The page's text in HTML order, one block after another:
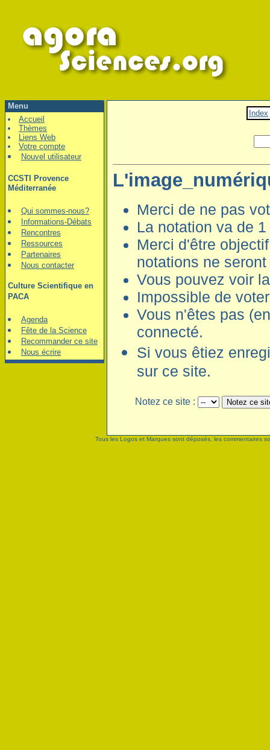
Menu
Accueil
Thèmes
Liens Web
Votre compte
Nouvel utilisateur
CCSTI Provence
Méditerranée
Qui sommes-nous?
Informations-Débats
Rencontres
Ressources
Partenaires
Nous contacter
Culture Scientifique en
PACA
Agenda
Fête de la Science
Recommander ce site
Nous écrire
Index
Merci de ne pas
La notation va de
Merci d'être
notations ne
Vous pouvez voir
Impossible de
Vous n'êtes pas
connecté.
Si vous êtiez
sur ce site.
Notez ce site :
Tous les Logos et Marques sont déposés, les commentaires